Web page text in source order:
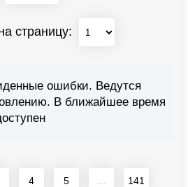
страницу:
ошибки. Ведутся
В ближайшее время
4 5 141